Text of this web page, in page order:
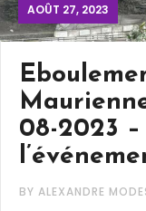
AOÛT 27, 2023
08-2023
BY ALEXANDRE